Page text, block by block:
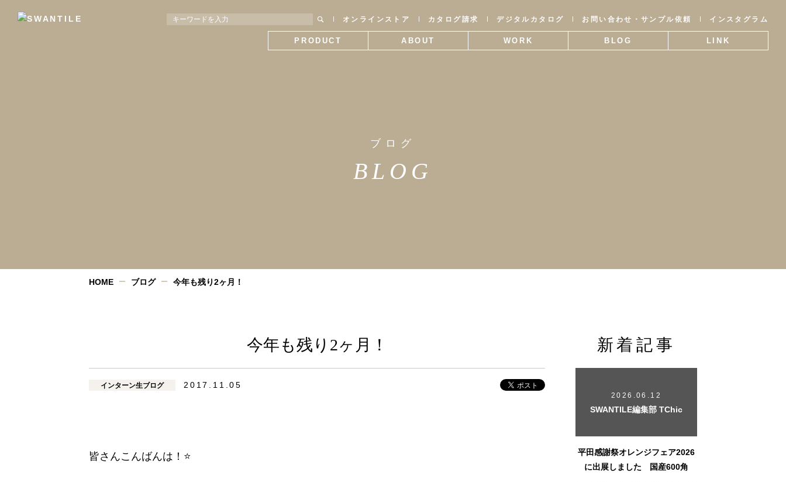
オンラインストア カタログ請求 デジタルカタログ お問い合わせ・サンプル依頼 インスタグラム
PRODUCT ABOUT WORK BLOG LINK
ブログ
BLOG
HOME ブログ 今年も残り2ヶ月！
今年も残り2ヶ月！
インターン生ブログ 2017.11.05
皆さんこんばんは！⭐️
新着記事
2026.06.12
SWANTILE編集部 TChic
平田感謝祭オレンジフェア2026
に出展しました 国産600角